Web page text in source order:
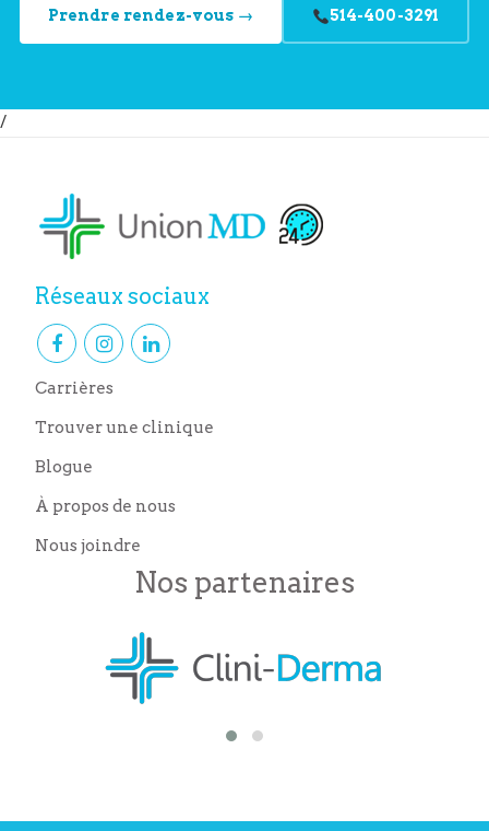
Prendre rendez-vous → 514-400-3291
/
Réseaux sociaux
Carrières
Trouver une clinique
Blogue
À propos de nous
Nous joindre
Nos partenaires